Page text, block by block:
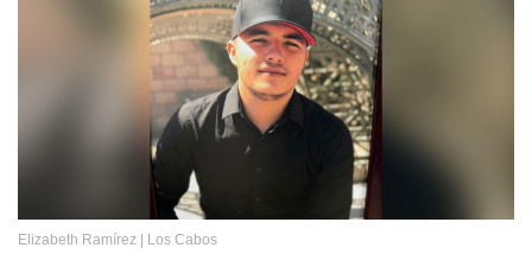
Elizabeth Ramírez | Los Cabos